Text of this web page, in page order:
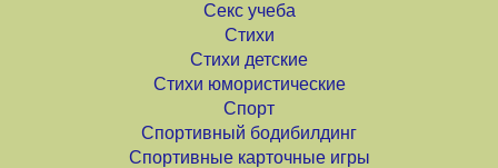
Секс учеба
Стихи
Стихи детские
Стихи юмористические
Спорт
Спортивный бодибилдинг
Спортивные карточные игры